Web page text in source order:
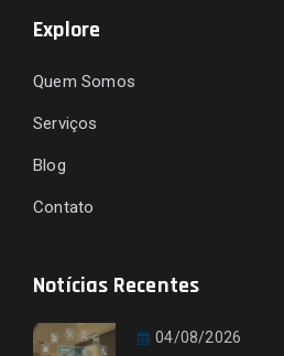
Explore
Quem Somos
Serviços
Blog
Contato
Notícias Recentes
04/08/2026